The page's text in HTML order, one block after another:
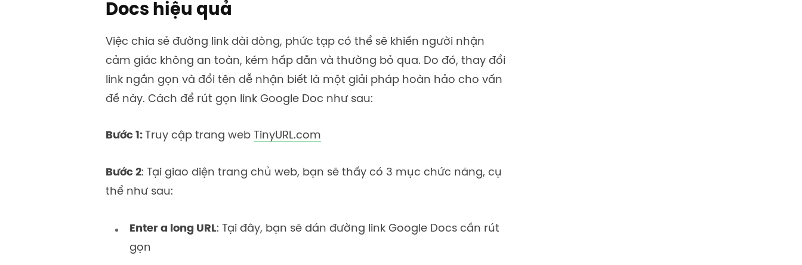
Docs hiệu quả
Việc chia sẻ đường link dài dòng, phức tạp có thể sẽ khiến người nhận
cảm giác không an toàn, kém hấp dẫn và thường bỏ qua. Do đó, thay đổi
link ngắn gọn và đổi tên dễ nhận biết là một giải pháp hoàn hảo cho vấn
đề này. Cách để rút gọn link Google Doc như sau:
Bước 1: Truy cập trang web TinyURL.com
Bước 2: Tại giao diện trang chủ web, bạn sẽ thấy có 3 mục chức năng, cụ
thể như sau:
Enter a long URL: Tại đây, bạn sẽ dán đường link Google Docs cần rút
gọn